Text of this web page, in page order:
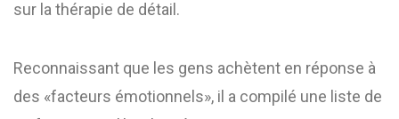
sur la thérapie de détail.
Reconnaissant que les gens achètent en réponse à
des «facteurs émotionnels», il a compilé une liste de